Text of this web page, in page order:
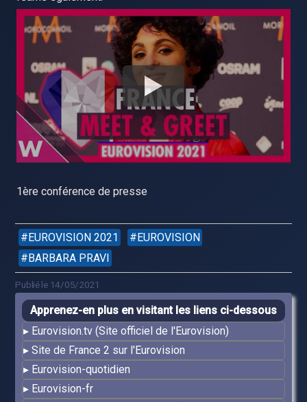
1ère conférence de presse
EUROVISION 2021
EUROVISION
BARBARA PRAVI
Publié le 14/05/2021
Apprenez-en plus en visitant les liens ci-dessous
Eurovision.tv (Site officiel de l'Eurovision)
Site de France 2 sur l'Eurovision
Eurovision-quotidien
Eurovision-fr